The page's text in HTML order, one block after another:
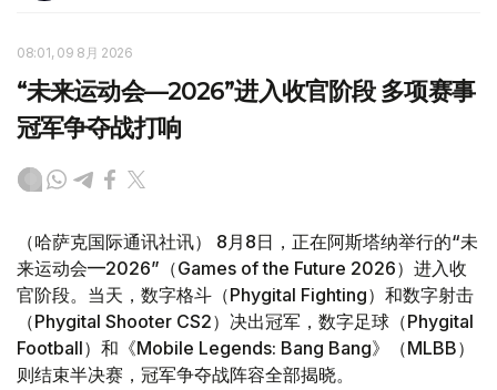
08:01, 09 8月 2026
“未来运动会—2026”进入收官阶段 多项赛事
冠军争夺战打响
（哈萨克国际通讯社讯） 8月8日，正在阿斯塔纳举行的“未
来运动会—2026”（Games of the Future 2026）进入收
官阶段。当天，数字格斗（Phygital Fighting）和数字射击
（Phygital Shooter CS2）决出冠军，数字足球（Phygital
Football）和《Mobile Legends: Bang Bang》（MLBB）
则结束半决赛，冠军争夺战阵容全部揭晓。